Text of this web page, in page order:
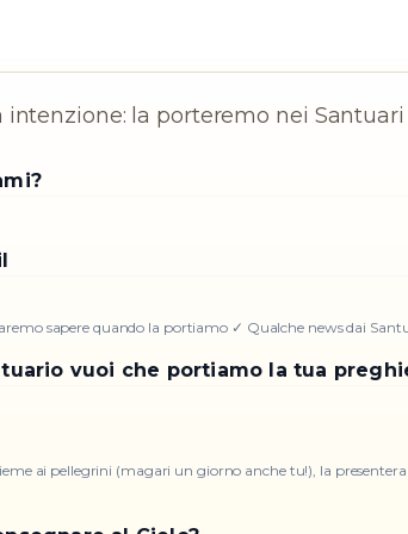
intenzione: la porteremo nei
sapere quando la portiamo ✓ Qualche news dai
vuoi che portiamo la tua
ai pellegrini (magari un giorno anche tu!), la